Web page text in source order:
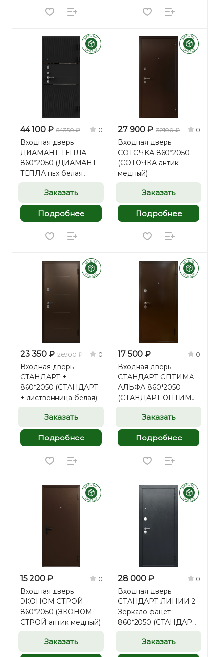
44 100 ₽ 54350 ₽ 0
Входная дверь
ДИАМАНТ ТЕПЛА
860*2050 (ДИАМАНТ
ТЕПЛА пвх белая
матовая)
Заказать
Подробнее
27 900 ₽ 32100 ₽ 0
Входная дверь
СОТОЧКА 860*2050
(СОТОЧКА антик
медный)
Заказать
Подробнее
23 350 ₽ 26900 ₽ 0
Входная дверь
СТАНДАРТ +
860*2050 (СТАНДАРТ
+ лиственница белая)
Заказать
Подробнее
17 500 ₽ 0
Входная дверь
СТАНДАРТ ОПТИМА
АЛЬФА 860*2050
(СТАНДАРТ ОПТИМА
АЛЬФА миланский
Заказать
Подробнее
15 200 ₽ 0
Входная дверь
ЭКОНОМ СТРОЙ
860*2050 (ЭКОНОМ
СТРОЙ антик медный)
Заказать
28 000 ₽ 0
Входная дверь
СТАНДАРТ ЛИНИИ 2
Зеркало фацет
860*2050 (СТАНДАРТ
ЛИНИИ 2 Зеркало
фацет венге)
Заказать